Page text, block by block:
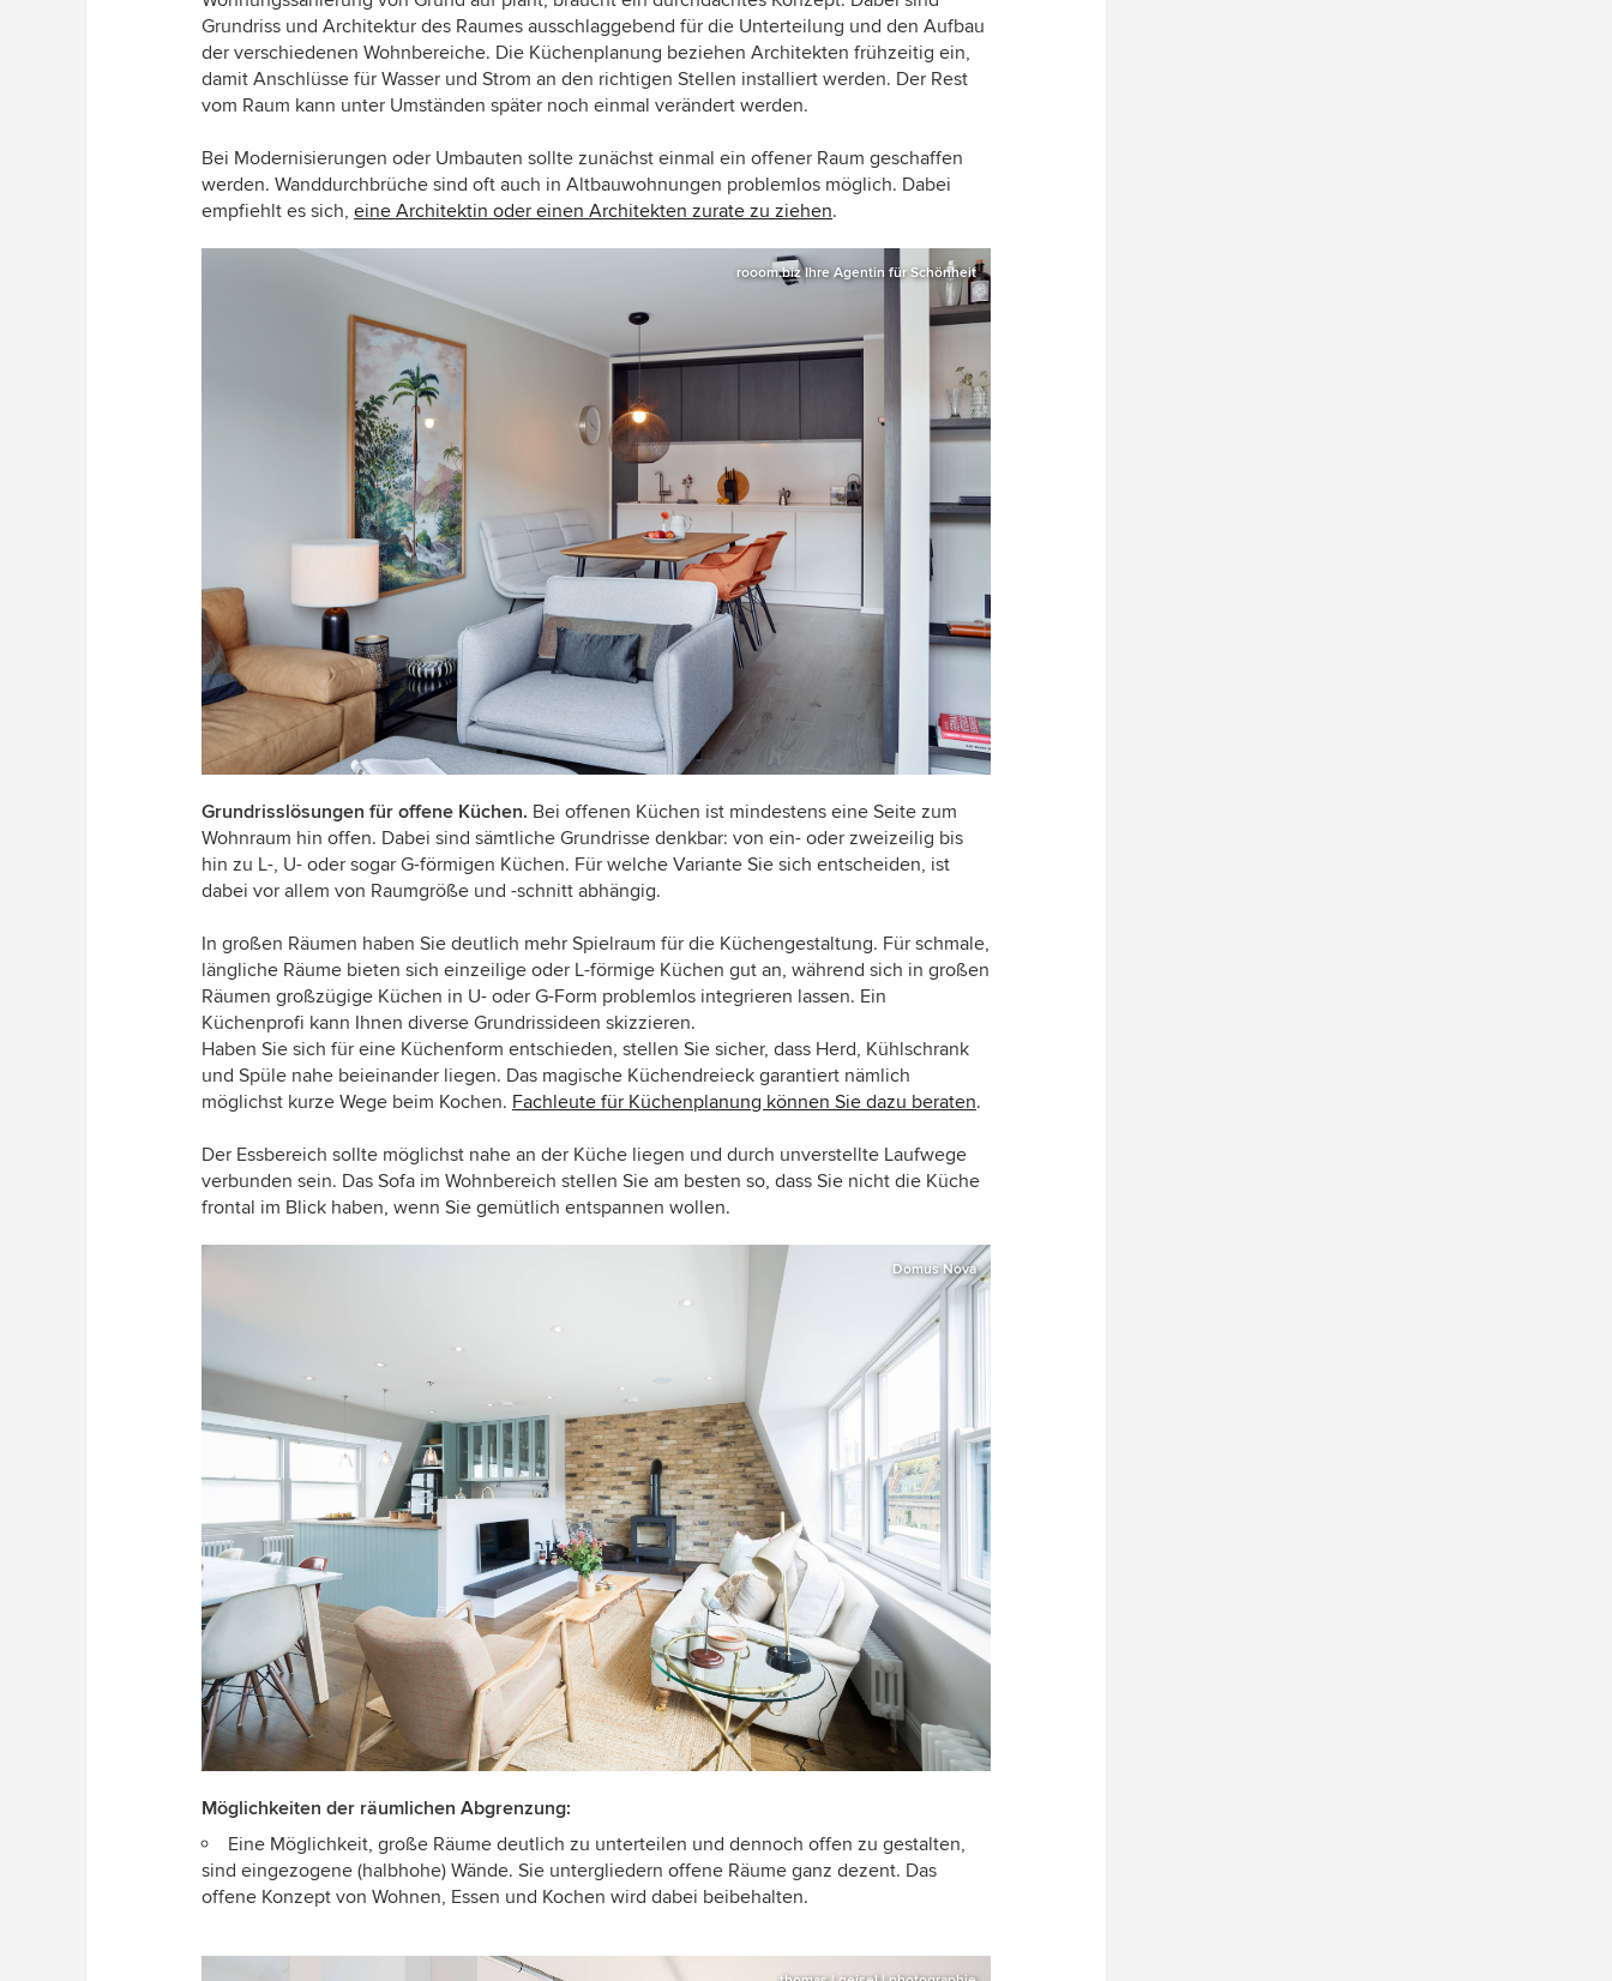
Grundriss und Architektur des Raumes ausschlaggebend für die Unterteilung und den Aufbau
der verschiedenen Wohnbereiche. Die Küchenplanung beziehen Architekten frühzeitig ein,
damit Anschlüsse für Wasser und Strom an den richtigen Stellen installiert werden. Der Rest
vom Raum kann unter Umständen später noch einmal verändert werden.
Bei Modernisierungen oder Umbauten sollte zunächst einmal ein offener Raum geschaffen
werden. Wanddurchbrüche sind oft auch in Altbauwohnungen problemlos möglich. Dabei
empfiehlt es sich, eine Architektin oder einen Architekten zurate zu ziehen.
rooom.biz Ihre Agentin für Schönheit
Grundrisslösungen für offene Küchen. Bei offenen Küchen ist mindestens eine Seite zum
Wohnraum hin offen. Dabei sind sämtliche Grundrisse denkbar: von ein- oder zweizeilig bis
hin zu L-, U- oder sogar G-förmigen Küchen. Für welche Variante Sie sich entscheiden, ist
dabei vor allem von Raumgröße und -schnitt abhängig.
In großen Räumen haben Sie deutlich mehr Spielraum für die Küchengestaltung. Für schmale,
längliche Räume bieten sich einzeilige oder L-förmige Küchen gut an, während sich in großen
Räumen großzügige Küchen in U- oder G-Form problemlos integrieren lassen. Ein
Küchenprofi kann Ihnen diverse Grundrissideen skizzieren.
Haben Sie sich für eine Küchenform entschieden, stellen Sie sicher, dass Herd, Kühlschrank
und Spüle nahe beieinander liegen. Das magische Küchendreieck garantiert nämlich
möglichst kurze Wege beim Kochen. Fachleute für Küchenplanung können Sie dazu beraten.
Der Essbereich sollte möglichst nahe an der Küche liegen und durch unverstellte Laufwege
verbunden sein. Das Sofa im Wohnbereich stellen Sie am besten so, dass Sie nicht die Küche
frontal im Blick haben, wenn Sie gemütlich entspannen wollen.
Domus Nova
Möglichkeiten der räumlichen Abgrenzung:
Eine Möglichkeit, große Räume deutlich zu unterteilen und dennoch offen zu gestalten,
sind eingezogene (halbhohe) Wände. Sie untergliedern offene Räume ganz dezent. Das
offene Konzept von Wohnen, Essen und Kochen wird dabei beibehalten.